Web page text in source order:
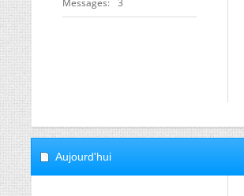
Messages 3
Aujourd'hui